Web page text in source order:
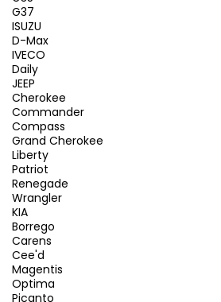
G37
ISUZU
D-Max
IVECO
Daily
JEEP
Cherokee
Commander
Compass
Grand Cherokee
Liberty
Patriot
Renegade
Wrangler
KIA
Borrego
Carens
Cee'd
Magentis
Optima
Picanto